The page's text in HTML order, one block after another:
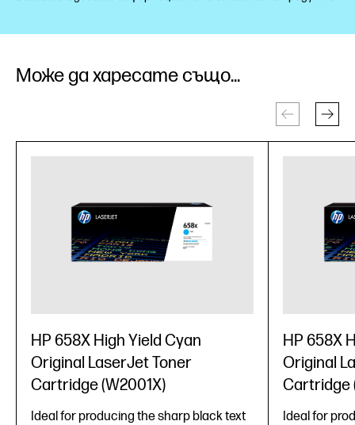
Може да харесате също...
HP 658X High Yield Cyan
Original LaserJet Toner
Cartridge (W2001X)
Ideal for producing the sharp black text
HP 658X
Original
Cartridge
Ideal for